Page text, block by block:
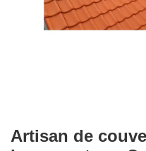
Artisan de